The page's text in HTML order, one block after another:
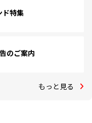
ド特集
のご案内
もっと見る